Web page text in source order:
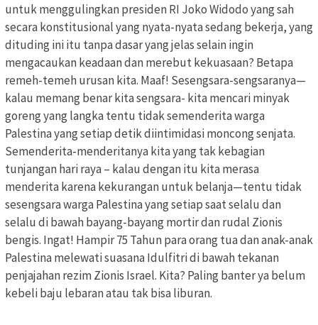
untuk menggulingkan presiden RI Joko Widodo yang sah
secara konstitusional yang nyata-nyata sedang bekerja, yang
dituding ini itu tanpa dasar yang jelas selain ingin
mengacaukan keadaan dan merebut kekuasaan? Betapa
remeh-temeh urusan kita. Maaf! Sesengsara-sengsaranya—
kalau memang benar kita sengsara- kita mencari minyak
goreng yang langka tentu tidak semenderita warga
Palestina yang setiap detik diintimidasi moncong senjata.
Semenderita-menderitanya kita yang tak kebagian
tunjangan hari raya – kalau dengan itu kita merasa
menderita karena kekurangan untuk belanja—tentu tidak
sesengsara warga Palestina yang setiap saat selalu dan
selalu di bawah bayang-bayang mortir dan rudal Zionis
bengis. Ingat! Hampir 75 Tahun para orang tua dan anak-anak
Palestina melewati suasana Idulfitri di bawah tekanan
penjajahan rezim Zionis Israel. Kita? Paling banter ya belum
kebeli baju lebaran atau tak bisa liburan.